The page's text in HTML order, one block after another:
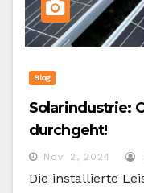
Blog
Solarindustrie:
durchgeht!
Nov. 2, 2024
Die installierte